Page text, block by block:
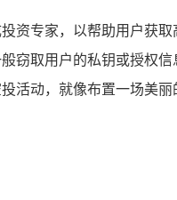
资专家，以帮助用户获
窃取用户的私钥或授权信
活动，就像布置一场美